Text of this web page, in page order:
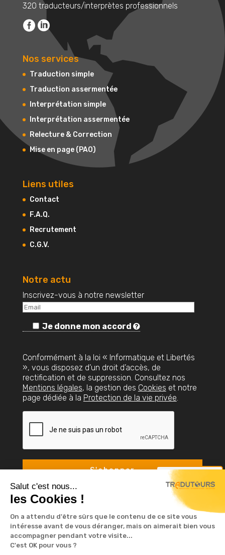
320 traducteurs/interprètes professionnels
Nos services
Traduction simple
Traduction assermentée
Interprétation simple
Interprétation assermentée
Relecture & Correction
Mise en page (PAO)
Liens utiles
Contact
F.A.Q.
Recrutement
C.G.V.
Notre actu
Inscrivez-vous à notre newsletter
Je donne mon accord
Conformément à la loi « Informatique et Libertés
», vous disposez d’un droit d’accès, de
rectification et de suppression. Consultez nos
Mentions légales, la gestion des Cookies et notre
page dédiée à la Protection de la vie privée
Nous contacter
Salut c'est nous...
les Cookies !
On a attendu d'être sûrs que le contenu de ce site vous
intéresse avant de vous déranger, mais on aimerait bien vous
accompagner pendant votre visite...
C'est OK pour vous ?